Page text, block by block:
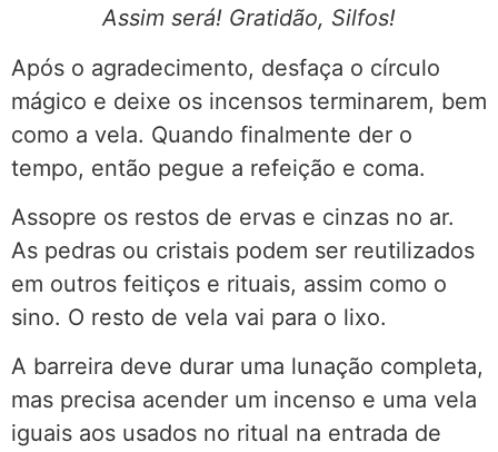
Assim será! Gratidão, Silfos!
Após o agradecimento, desfaça o círculo
mágico e deixe os incensos terminarem, bem
como a vela. Quando finalmente der o
tempo, então pegue a refeição e coma.
Assopre os restos de ervas e cinzas no ar.
As pedras ou cristais podem ser reutilizados
em outros feitiços e rituais, assim como o
sino. O resto de vela vai para o lixo.
A barreira deve durar uma lunação completa,
mas precisa acender um incenso e uma vela
iguais aos usados no ritual na entrada de